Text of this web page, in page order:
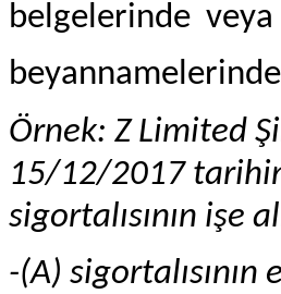
belgelerinde
Örnek: Z Limited
15/12/2017
sigortalısının işe
-(A)